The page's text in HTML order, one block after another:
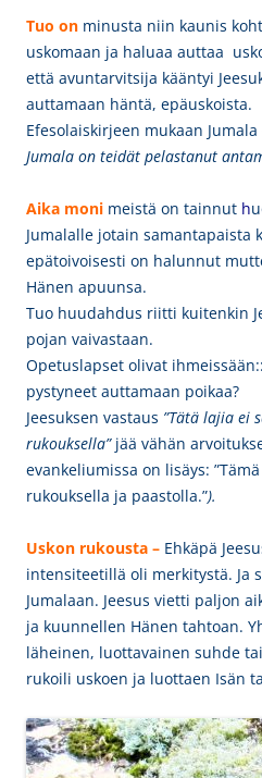
Tuo on minusta niin kaunis
uskomaan ja haluaa auttaa
että avuntarvitsija kääntyi
auttamaan häntä, epäuskoista.
Efesolaiskirjeen mukaan
Jumala on teidät pelastanut
Aika moni meistä on tainnut h
Jumalalle jotain samantapaista
epätoivoisesti on halunnut
Hänen apuunsa.
Tuo huudahdus riitti kuitenkin
pojan vaivastaan.
Opetuslapset olivat
pystyneet auttamaan poikaa?
Jeesuksen vastaus ”Tätä lajia ei
rukouksella” jää vähän
evankeliumissa on lisäys:
rukouksella ja paastolla.”).
Uskon rukousta – Ehkäpä
intensiteetillä oli merkitystä. Ja
Jumalaan. Jeesus vietti paljon
ja kuunnellen Hänen tahtoan.
läheinen, luottavainen suhde
rukoili uskoen ja luottaen Isän